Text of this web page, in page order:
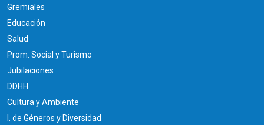
Gremiales
Educación
Salud
Prom. Social y Turismo
Jubilaciones
DDHH
Cultura y Ambiente
I. de Géneros y Diversidad